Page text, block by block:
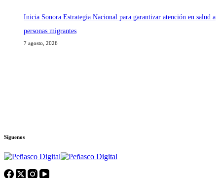
Inicia Sonora Estrategia Nacional para garantizar atención en salud a
personas migrantes
7 agosto, 2026
Síguenos